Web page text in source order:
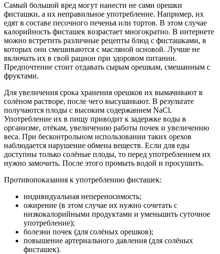
Самый большой вред могут нанести не сами орешки
фисташки, а их неправильное употребление. Например, их
едят в составе песочного печенья или тортов. В этом случае
калорийность фисташек возрастает многократно. В интернете
можно встретить различные рецепты блюд с фисташками, в
которых они смешиваются с масляной основой. Лучше не
включать их в свой рацион при здоровом питании.
Предпочтение стоит отдавать сырым орешкам, смешанным с
фруктами.
Для увеличения срока хранения орешков их вымачивают в
солёном растворе, после чего высушивают. В результате
получаются плоды с высоким содержанием NaCl.
Употребление их в пищу приводит к задержке воды в
организме, отёкам, увеличению работы почек и увеличению
веса. При бесконтрольном использовании таких орехов
наблюдается нарушение обмена веществ. Если для еды
доступны только солёные плоды, то перед употреблением их
нужно замочить. После этого промыть водой и просушить.
Противопоказания к употреблению фисташек:
индивидуальная непереносимость;
ожирение (в этом случае их нужно сочетать с
низкокалорийными продуктами и уменьшить суточное
употребление);
болезни почек (для солёных орешков);
повышение артериального давления (для солёных
фисташек).